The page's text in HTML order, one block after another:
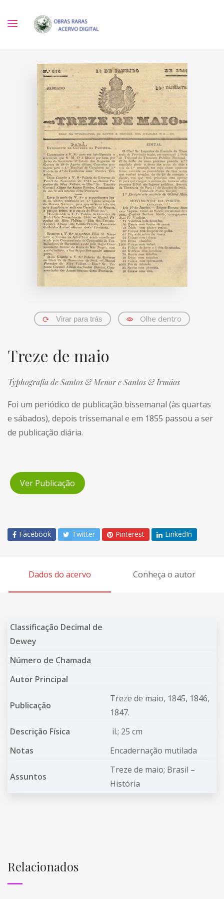
Virar para trás Olhe dentro
Treze de maio
Typhografia de Santos & Menor e Santos & Irmãos
Foi um periódico de publicação bissemanal (às quartas
e sábados), depois trissemanal e em 1855 passou a ser
de publicação diária.
Ver Publicação
Facebook Twitter Pinterest LinkedIn
Dados do acervo Conheça o autor
Classificação Decimal de
Dewey
Número de Chamada
Autor Principal
Publicação
Treze de maio, 1845, 1846,
1847.
Descrição Física
il.; 25 cm
Notas
Encadernação mutilada
Assuntos
Treze de maio; Brasil –
História
Relacionados